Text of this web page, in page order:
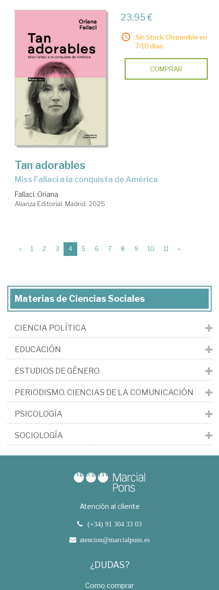
23,95 €
Sin Stock. Disponible en
7/10 días.
COMPRAR
Tan adorables
Miss Fallaci a la conquista de América
Fallaci, Oriana
Alianza Editorial. Madrid, 2025
« 1 2 3 4(current)
5 6 7 8 9 10 11 »
Materias de Ciencias Sociales
CIENCIA POLÍTICA
EDUCACIÓN
ESTUDIOS DE GÉNERO
PERIODISMO. CIENCIAS DE LA COMUNICACIÓN
PSICOLOGÍA
SOCIOLOGÍA
Atención al cliente
(+34) 91 304 33 03
atencion@marcialpons.es
¿DUDAS?
Como comprar